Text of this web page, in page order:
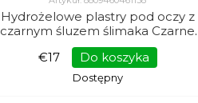
Hydrożelowe plastry pod oczy z
czarnym śluzem ślimaka Czarne
hydrożelowe plastry pod oczy
FarmStay 60 szt.
€17 Do koszyka
Dostępny